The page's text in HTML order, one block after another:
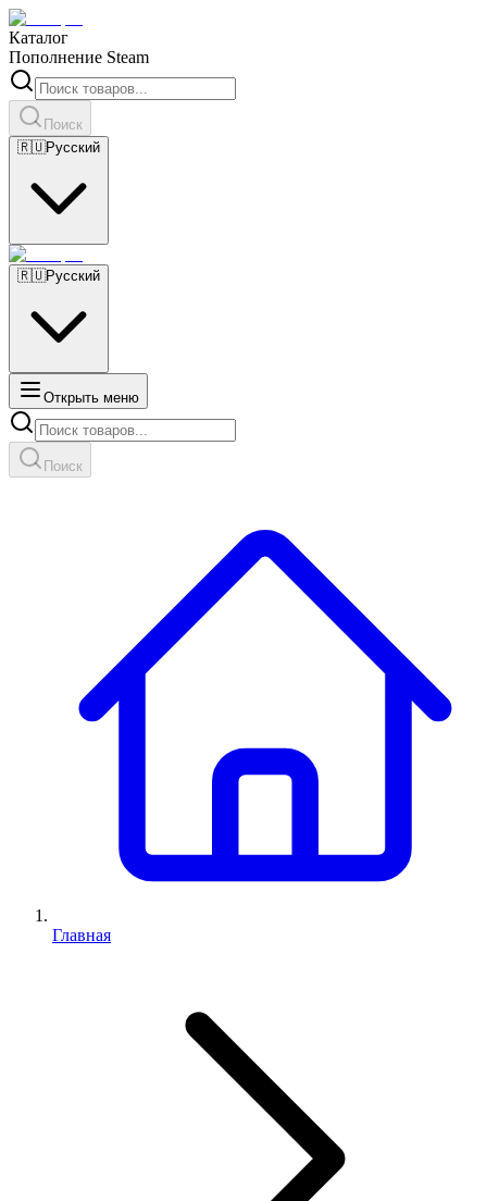
Каталог
Пополнение Steam
Поиск
🇷🇺Русский
🇷🇺Русский
Открыть меню
Поиск
Главная